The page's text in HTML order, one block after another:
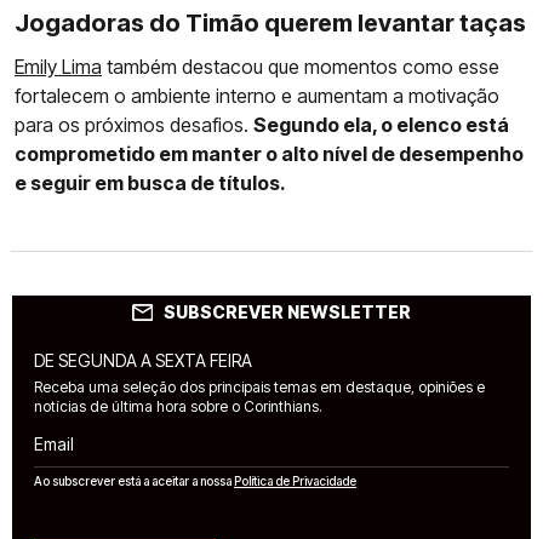
Jogadoras do Timão querem levantar taças
Emily Lima também destacou que momentos como esse
fortalecem o ambiente interno e aumentam a motivação
para os próximos desafios. Segundo ela, o elenco está
comprometido em manter o alto nível de desempenho
e seguir em busca de títulos.
SUBSCREVER NEWSLETTER
DE SEGUNDA A SEXTA FEIRA
Receba uma seleção dos principais temas em destaque, opiniões e
notícias de última hora sobre o Corinthians.
Email
Ao subscrever está a aceitar a nossaPolítica de Privacidade